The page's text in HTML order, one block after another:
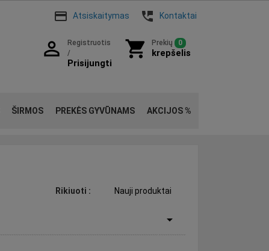
payment Atsiskaitymas perm_phone_msg Kontaktai
shopping_cart Prekių 0
krepšelis
person_outline
Registruotis
/
Prisijungti
ŠIRMOS PREKĖS GYVŪNAMS AKCIJOS %
Rikiuoti : Nauji produktai
arrow_drop_down